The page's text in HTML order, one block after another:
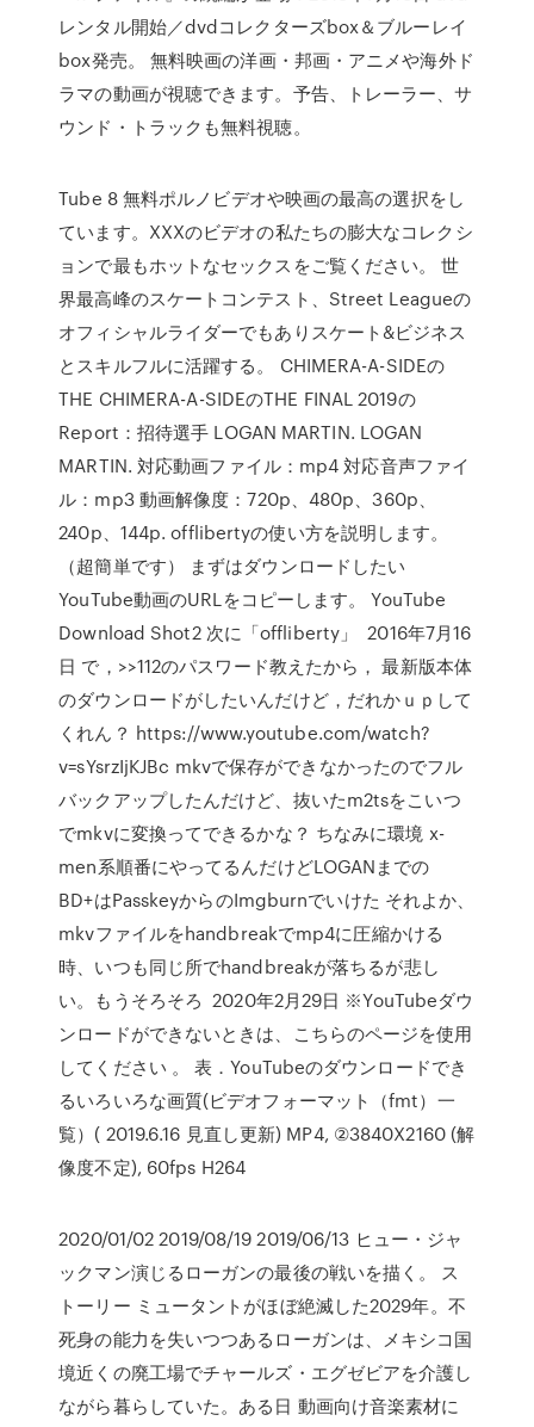
レンタル開始／dvdコレクターズbox＆ブルーレイ
box発売。 無料映画の洋画・邦画・アニメや海外ド
ラマの動画が視聴できます。予告、トレーラー、サ
ウンド・トラックも無料視聴。
Tube 8 無料ポルノビデオや映画の最高の選択をし
ています。XXXのビデオの私たちの膨大なコレクシ
ョンで最もホットなセックスをご覧ください。 世
界最高峰のスケートコンテスト、Street Leagueの
オフィシャルライダーでもありスケート&ビジネス
とスキルフルに活躍する。 CHIMERA-A-SIDEの
THE CHIMERA-A-SIDEのTHE FINAL 2019の
Report：招待選手 LOGAN MARTIN. LOGAN
MARTIN. 対応動画ファイル：mp4 対応音声ファイ
ル：mp3 動画解像度：720p、480p、360p、
240p、144p. offlibertyの使い方を説明します。
（超簡単です） まずはダウンロードしたい
YouTube動画のURLをコピーします。 YouTube
Download Shot2 次に「offliberty」 2016年7月16
日 で，>>112のパスワード教えたから， 最新版本体
のダウンロードがしたいんだけど，だれかｕｐして
くれん？ https://www.youtube.com/watch?
v=sYsrzIjKJBc mkvで保存ができなかったのでフル
バックアップしたんだけど、抜いたm2tsをこいつ
でmkvに変換ってできるかな？ ちなみに環境 x-
men系順番にやってるんだけどLOGANまでの
BD+はPasskeyからのImgburnでいけた それよか、
mkvファイルをhandbreakでmp4に圧縮かける
時、いつも同じ所でhandbreakが落ちるが悲し
い。もうそろそろ 2020年2月29日 ※YouTubeダウ
ンロードができないときは、こちらのページを使用
してください 。 表．YouTubeのダウンロードでき
るいろいろな画質(ビデオフォーマット（fmt）一
覧）( 2019.6.16 見直し更新) MP4, ②3840X2160 (解
像度不定), 60fps H264
2020/01/02 2019/08/19 2019/06/13 ヒュー・ジャ
ックマン演じるローガンの最後の戦いを描く。 ス
トーリー ミュータントがほぼ絶滅した2029年。不
死身の能力を失いつつあるローガンは、メキシコ国
境近くの廃工場でチャールズ・エグゼビアを介護し
ながら暮らしていた。ある日 動画向け音楽素材に